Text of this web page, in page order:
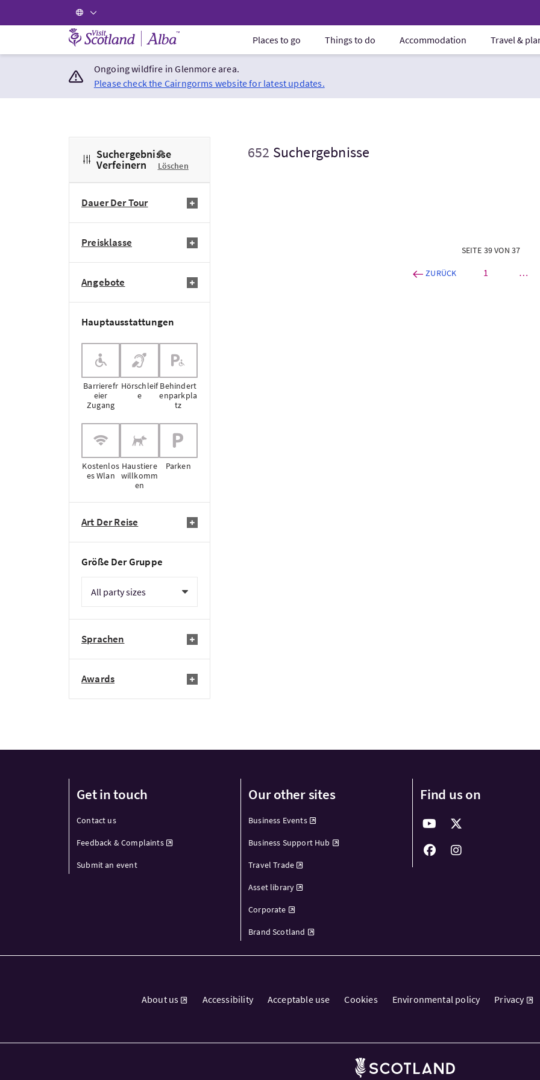
Visit Scotland Home Places to go Things to do Accommodation Travel &
Ongoing wildfire in Glenmore area.
Please check the Cairngorms website for latest updates.
Suchergebnisse
Verfeinern Löschen
Dauer Der Tour
Preisklasse
Angebote
Hauptausstattungen
Barrierefr
eier
Zugang
Hörschleif
e
Behindert
enparkpla
tz
Kostenlos
es Wlan
Haustiere
willkomm
en
Parken
Art Der Reise
Größe Der Gruppe
Sprachen
Awards
652 Suchergebnisse
SEITE 39 VON 37
ZURÜCK 1 …
Get in touch
Contact us
Feedback & Complaints
Submit an event
Our other sites
Business Events
Business Support Hub
Travel Trade
Asset library
Corporate
Brand Scotland
Find us on
About us Accessibility Acceptable use Cookies Environmental policy Privacy
Brand Scotland